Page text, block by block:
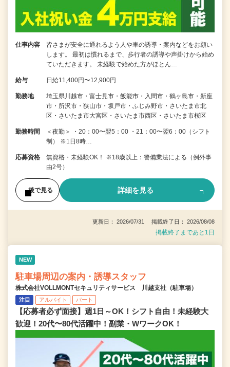
仕事内容
皆さまが安全に通れるよう人や車の誘導・案内などをお願い
します。 最初は慣れるまで、歩行者の誘導や声掛けから始め
ていただきます。 未経験で始めた方がほとん…
給与 日給11,400円〜12,900円
勤務地
埼玉県川越市・富士見市・飯能市・入間市・鶴ヶ島市・新座
市・所沢市・狭山市・坂戸市・ふじみ野市・さいたま市北
区・さいたま市大宮区・さいたま市西区・さいたま市桜区
勤務時間
＜夜勤＞ ・20：00〜翌5：00 ・21：00〜翌6：00（シフト
制） ※1日8時…
応募資格
無資格・未経験OK！ ※18歳以上：警備業法による（例外事
由2号）
後で見る 詳細を見る
更新日： 2026/07/31 掲載終了日： 2026/08/08
掲載終了まであと1日
NEW
駐車場周辺の案内・誘導スタッフ
株式会社VOLLMONTセキュリティサービス 川越支社（駐車場）
注目 アルバイト パート
【応募者必ず面接】週1日～OK！シフト自由！未経験大
歓迎！20代〜80代活躍中！副業・WワークOK！